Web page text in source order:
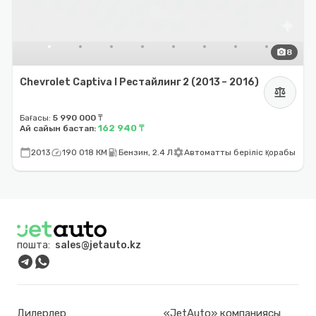
photo_camera8
Chevrolet Captiva I Рестайлинг 2 (2013 – 2016)
balance
Бағасы: 5 990 000 ₸
Ай сайын бастап: 162 940 ₸
calendar_today2013speed190 018 КМ local_gas_stationБензин, 2.4 ЛsettingsАвтоматты беріліс қорабы
пошта: sales@jetauto.kz
Дилерлер «JetAuto» компаниясы